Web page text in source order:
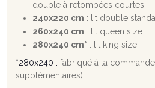
double à retombées courtes.
240x220 cm : lit double
260x240 cm : lit queen size.
280x240 cm* : lit king size.
*280x240 : fabriqué à la
supplémentaires).